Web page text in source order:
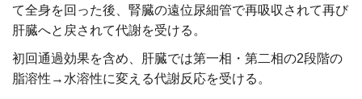
て全身を回った後、腎臓の遠位尿細管で再吸収されて再び
肝臓へと戻されて代謝を受ける。
初回通過効果を含め、肝臓では第一相・第二相の2段階の
脂溶性→水溶性に変える代謝反応を受ける。